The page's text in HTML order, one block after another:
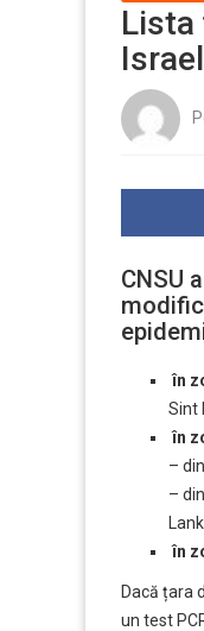
Lista
CNSU
în
Sint
în
–
–
în
Dacă țara
un test